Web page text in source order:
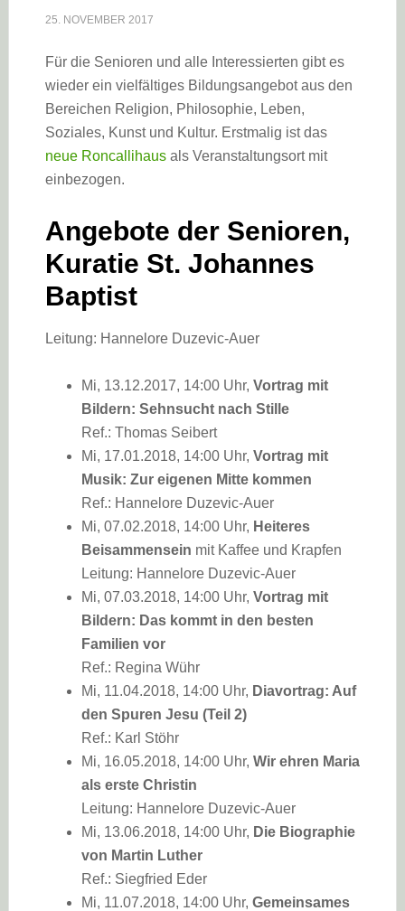
25. NOVEMBER 2017
Für die Senioren und alle Interessierten gibt es
wieder ein vielfältiges Bildungsangebot aus den
Bereichen Religion, Philosophie, Leben,
Soziales, Kunst und Kultur. Erstmalig ist das
neue Roncallihausals Veranstaltungsort mit
einbezogen.
Angebote der Senioren,
Kuratie St. Johannes
Baptist
Leitung: Hannelore Duzevic-Auer
Mi, 13.12.2017, 14:00 Uhr, Vortrag mit
Bildern: Sehnsucht nach Stille
Ref.: Thomas Seibert
Mi, 17.01.2018, 14:00 Uhr, Vortrag mit
Musik: Zur eigenen Mitte kommen
Ref.: Hannelore Duzevic-Auer
Mi, 07.02.2018, 14:00 Uhr, Heiteres
Beisammensein mit Kaffee und Krapfen
Leitung: Hannelore Duzevic-Auer
Mi, 07.03.2018, 14:00 Uhr, Vortrag mit
Bildern: Das kommt in den besten
Familien vor
Ref.: Regina Wühr
Mi, 11.04.2018, 14:00 Uhr, Diavortrag: Auf
den Spuren Jesu (Teil 2)
Ref.: Karl Stöhr
Mi, 16.05.2018, 14:00 Uhr, Wir ehren Maria
als erste Christin
Leitung: Hannelore Duzevic-Auer
Mi, 13.06.2018, 14:00 Uhr, Die Biographie
von Martin Luther
Ref.: Siegfried Eder
Mi, 11.07.2018, 14:00 Uhr, Gemeinsames